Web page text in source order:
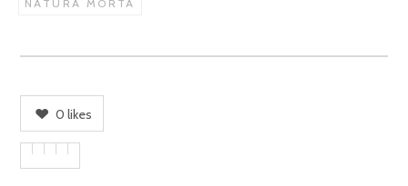
NATURA MORTA
0 likes